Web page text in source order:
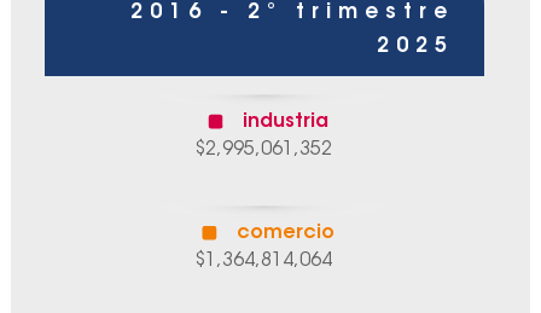
2016 - 2° trimestre
2025
industria
$2,995,061,352
comercio
$1,364,814,064